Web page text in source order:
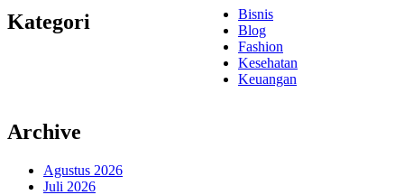
Kategori
Bisnis
Blog
Fashion
Kesehatan
Keuangan
Archive
Agustus 2026
Juli 2026